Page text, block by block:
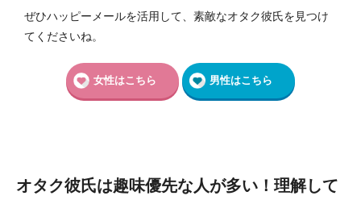
ぜひハッピーメールを活用して、素敵なオタク彼氏を見つけ
てくださいね。
女性はこちら 男性はこちら
オタク彼氏は趣味優先な人が多い！理解して